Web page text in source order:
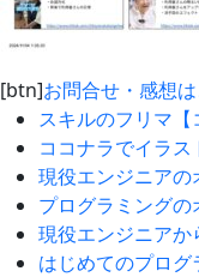
[btn]お問合せ・感想
スキルのフリマ【
ココナラでイラス
現役エンジニア
プログラミング
現役エンジニア
はじめてのプログ